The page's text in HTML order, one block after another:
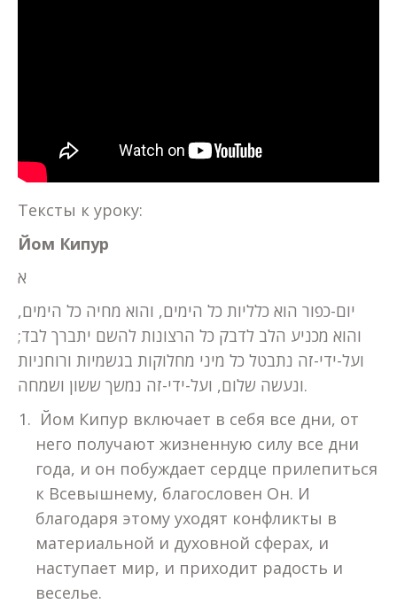
Тексты к уроку:
Йом Кипур
א
יום-כפור הוא כלליות כל הימים, והוא מחיה כל הימים,
והוא מכניע הלב לדבק כל הרצונות להשם יתברך לבד;
ועל-ידי-זה נתבטל כל מיני מחלוקות בגשמיות ורוחניות
ונעשה שלום, ועל-ידי-זה נמשך ששון ושמחה.
Йом Кипур включает в себя все дни, от
него получают жизненную силу все дни
года, и он побуждает сердце прилепиться
к Всевышнему, благословен Он. И
благодаря этому уходят конфликты в
материальной и духовной сферах, и
наступает мир, и приходит радость и
веселье.